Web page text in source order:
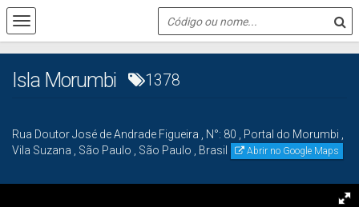
Isla Morumbi 1378
Rua Doutor José de Andrade Figueira N°: 80 Portal do Morumbi
Vila Suzana
São Paulo São Paulo Brasil Abrir no Google Maps